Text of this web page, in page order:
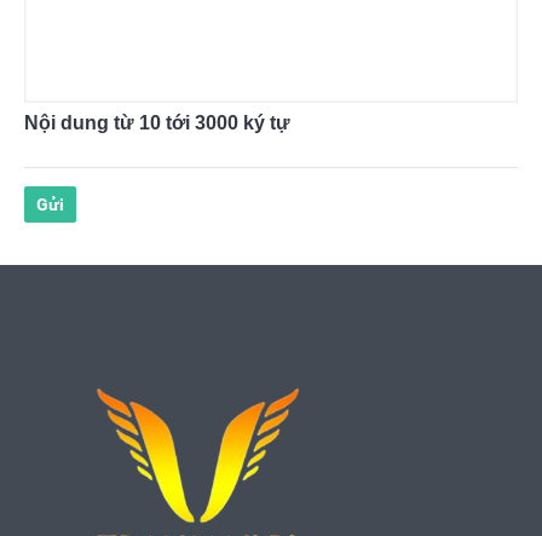
Nội dung từ 10 tới 3000 ký tự